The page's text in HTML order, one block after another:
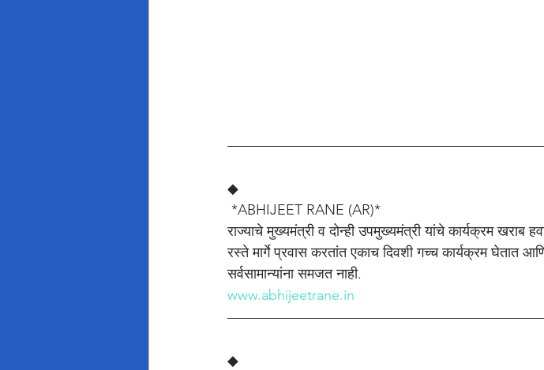
◆
*ABHIJEET RANE (AR)*
राज्याचे मुख्यमंत्री व दोन्ही उपमुख्यमंत्री यांचे कार्यक्रम खराब
रस्ते मार्गे प्रवास करतांत एकाच दिवशी गच्च कार्यक्रम घेतात
सर्वसामान्यांना समजत नाही.
www.abhijeetrane.in
◆